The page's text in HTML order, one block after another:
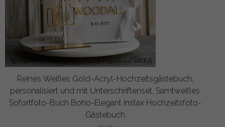
Reines Weißes Gold-Acryl-Hochzeitsgästebuch,
personalisiert und mit Unterschriftenset, Samtweißes
Sofortfoto-Buch Boho-Elegant Instax Hochzeitsfoto-
Gästebuch